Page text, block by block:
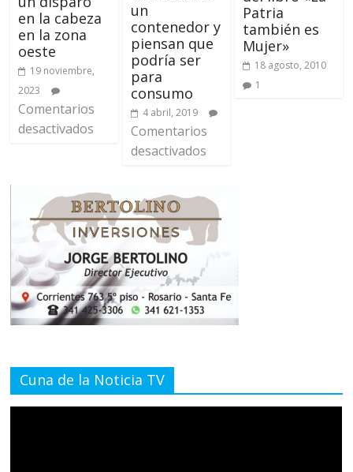
en la cabeza
en la zona
oeste
19 noviembre,
2023
Comentarios
desactivados
un
contenedor y
piensan que
podría ser
para
consumo
4 abril, 2019
Comentarios
desactivados
Patria
también es
Mujer»
18 agosto, 2010
1
Cuna de la Noticia TV